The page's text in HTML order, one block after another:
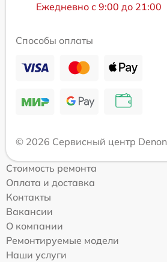
Ежедневно с 9:00 до 21:00
Способы оплаты
© 2026 Сервисный центр Denon
Стоимость ремонта
Оплата и доставка
Контакты
Вакансии
О компании
Ремонтируемые модели
Наши услуги